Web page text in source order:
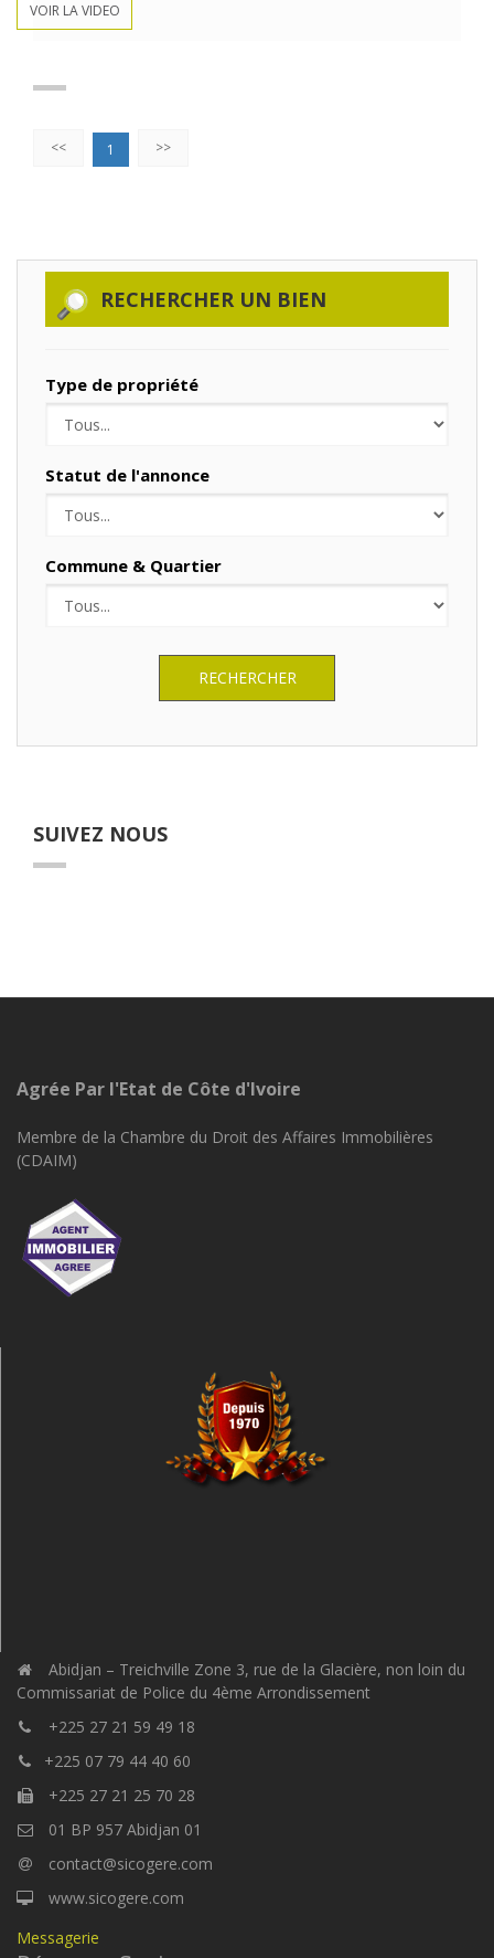
VOIR LA VIDEO
<< 1 >>
RECHERCHER UN BIEN
Type de propriété
Statut de l'annonce
Commune & Quartier
RECHERCHER
SUIVEZ NOUS
Agrée Par l'Etat de Côte d'Ivoire
Membre de la Chambre du Droit des Affaires Immobilières
(CDAIM)
Abidjan – Treichville Zone 3, rue de la Glacière, non loin du
Commissariat de Police du 4ème Arrondissement
+225 27 21 59 49 18
+225 07 79 44 40 60
+225 27 21 25 70 28
01 BP 957 Abidjan 01
contact@sicogere.com
www.sicogere.com
Messagerie